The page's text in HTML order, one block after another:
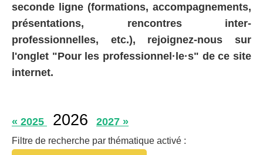
seconde ligne (formations, accompagnements,
présentations, rencontres inter-
professionnelles, etc.), rejoignez-nous sur
l'onglet "Pour les professionnel·le·s" de ce site
internet.
« 2025 2026 2027 »
Filtre de recherche par thématique activé :